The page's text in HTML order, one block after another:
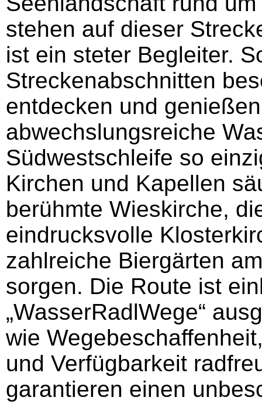
stehen auf dieser
ist ein steter Begleiter.
Streckenabschnitten
entdecken und
abwechslungsreiche
Südwestschleife so
Kirchen und Kapellen
berühmte Wieskirche,
eindrucksvolle
zahlreiche Biergärten
sorgen. Die Route ist
„WasserRadlWege“
wie
und Verfügbarkeit
garantieren einen